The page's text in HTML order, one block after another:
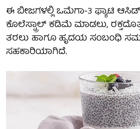
ಈ ಬೀಜಗಳಲ್ಲಿ ಒಮೆಗಾ-3 ಫ್ಯಾಟಿ ಆಸಿಡ್
ಕೊಲೆಸ್ಟ್ರಾಲ್ ಕಡಿಮೆ ಮಾಡಲು,
ತರಲು ಹಾಗೂ ಹೃದಯ ಸಂಬಂಧಿ
ಸಹಕಾರಿಯಾಗಿದೆ.